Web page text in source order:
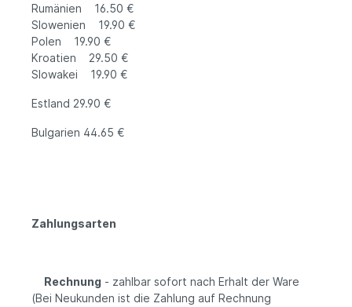
Rumänien 16.50 €
Slowenien 19.90 €
Polen 19.90 €
Kroatien 29.50 €
Slowakei 19.90 €
Estland 29.90 €
Bulgarien 44.65 €
Zahlungsarten
Rechnung - zahlbar sofort nach Erhalt der Ware
(Bei Neukunden ist die Zahlung auf Rechnung